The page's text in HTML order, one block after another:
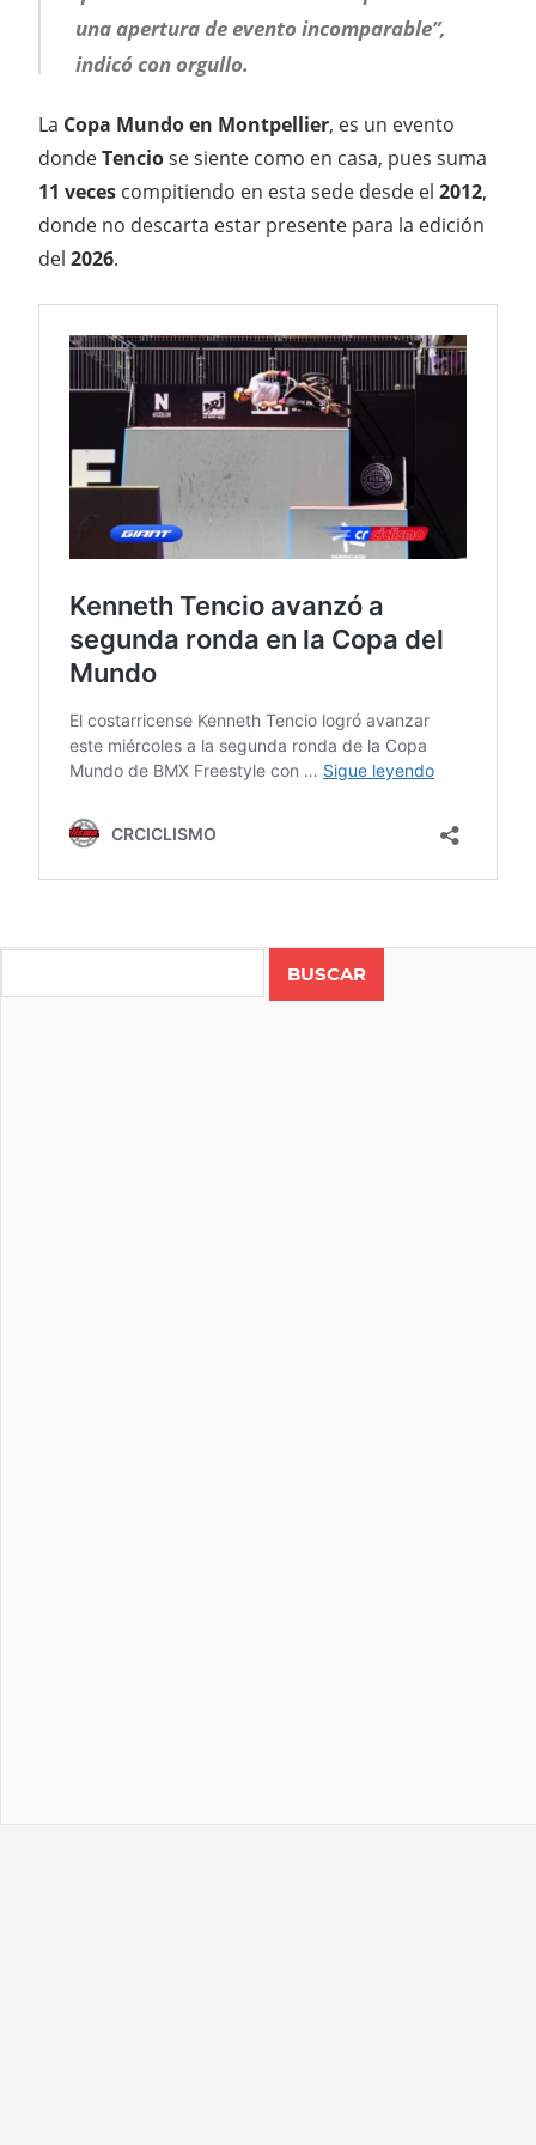
una apertura de evento incomparable”,
indicó con orgullo.
La Copa Mundo en Montpellier, es un evento
dondeTenciose siente como en casa, pues suma
11 veces compitiendo en esta sede desde el 2012,
donde no descarta estar presente para la edición
del 2026.
FREESTYLE